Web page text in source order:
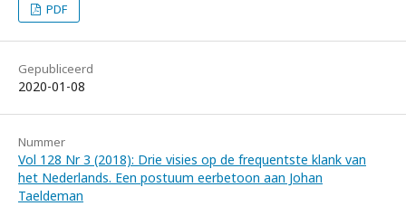
PDF
Gepubliceerd
2020-01-08
Nummer
Vol 128 Nr 3 (2018): Drie visies op de frequentste klank van
het Nederlands. Een postuum eerbetoon aan Johan
Taeldeman